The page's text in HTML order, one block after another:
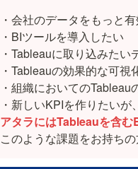
・会社のデータをもっと
・BIツールを導入したい
・Tableauに取り込みたい
・Tableauの効果的な可
・組織においての
アタラにはTableauを含む
このような課題をお持ち